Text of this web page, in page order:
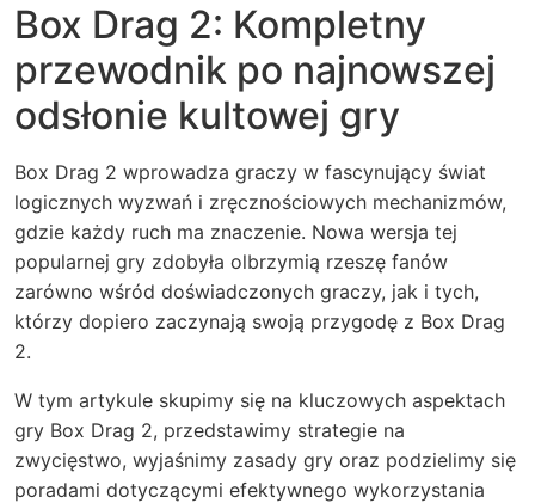
Box Drag 2: Kompletny
przewodnik po najnowszej
odsłonie kultowej gry
Box Drag 2 wprowadza graczy w fascynujący świat
logicznych wyzwań i zręcznościowych mechanizmów,
gdzie każdy ruch ma znaczenie. Nowa wersja tej
popularnej gry zdobyła olbrzymią rzeszę fanów
zarówno wśród doświadczonych graczy, jak i tych,
którzy dopiero zaczynają swoją przygodę z Box Drag
2.
W tym artykule skupimy się na kluczowych aspektach
gry Box Drag 2, przedstawimy strategie na
zwycięstwo, wyjaśnimy zasady gry oraz podzielimy się
poradami dotyczącymi efektywnego wykorzystania